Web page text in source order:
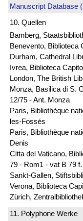
Manuscript Database
10. Quellen
Bamberg,
Benevento, Biblioteca
Durham, Cathedral
Ivrea, Biblioteca
London, The British
Monza, Basilica di S.
12/75 - Ant. Monza
Paris, Bibliothèque
les-Fossés
Paris, Bibliothèque
Denis
Citta del Vaticano,
79 - Rom1 - vat B 79
Sankt-Gallen,
Verona, Biblioteca
Zürich,
11. Polyphone Werke